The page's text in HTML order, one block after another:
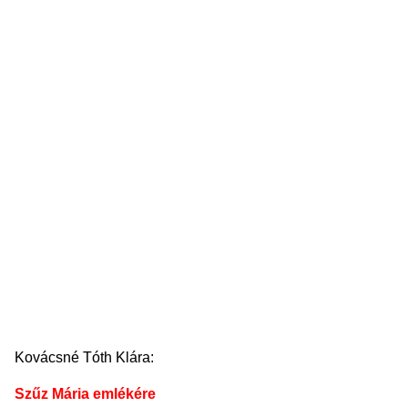
Kovácsné Tóth Klára:
Szűz Mária emlékére